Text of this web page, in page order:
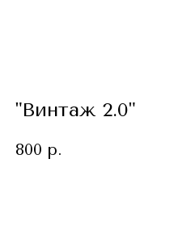
"Винтаж 2.0"
800 р.